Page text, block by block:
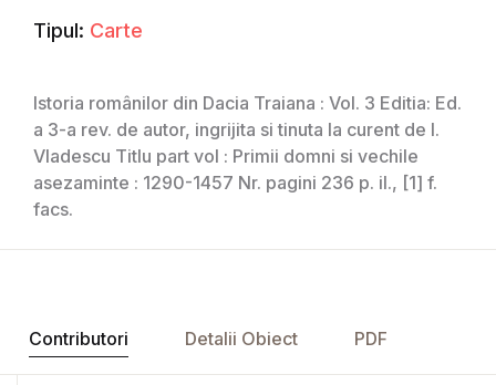
Tipul: Carte
Istoria românilor din Dacia Traiana : Vol. 3 Editia: Ed.
a 3-a rev. de autor, ingrijita si tinuta la curent de I.
Vladescu Titlu part vol : Primii domni si vechile
asezaminte : 1290-1457 Nr. pagini 236 p. il., [1] f.
facs.
Contributori Detalii Obiect PDF